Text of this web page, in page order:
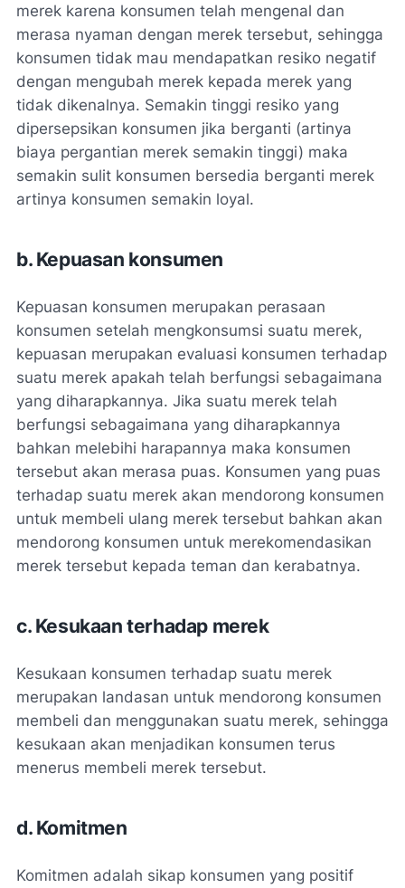
merek karena konsumen telah mengenal dan
merasa nyaman dengan merek tersebut, sehingga
konsumen tidak mau mendapatkan resiko negatif
dengan mengubah merek kepada merek yang
tidak dikenalnya. Semakin tinggi resiko yang
dipersepsikan konsumen jika berganti (artinya
biaya pergantian merek semakin tinggi) maka
semakin sulit konsumen bersedia berganti merek
artinya konsumen semakin loyal.
b. Kepuasan konsumen
Kepuasan konsumen merupakan perasaan
konsumen setelah mengkonsumsi suatu merek,
kepuasan merupakan evaluasi konsumen terhadap
suatu merek apakah telah berfungsi sebagaimana
yang diharapkannya. Jika suatu merek telah
berfungsi sebagaimana yang diharapkannya
bahkan melebihi harapannya maka konsumen
tersebut akan merasa puas. Konsumen yang puas
terhadap suatu merek akan mendorong konsumen
untuk membeli ulang merek tersebut bahkan akan
mendorong konsumen untuk merekomendasikan
merek tersebut kepada teman dan kerabatnya.
c. Kesukaan terhadap merek
Kesukaan konsumen terhadap suatu merek
merupakan landasan untuk mendorong konsumen
membeli dan menggunakan suatu merek, sehingga
kesukaan akan menjadikan konsumen terus
menerus membeli merek tersebut.
d. Komitmen
Komitmen adalah sikap konsumen yang positif